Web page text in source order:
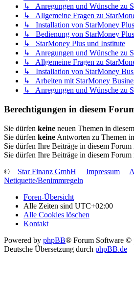
↳ Anregungen und Wünsche zu
↳ Allgemeine Fragen zu
↳ Installation von StarMoney Plus
↳ Bedienung von StarMoney Plus
↳ StarMoney Plus und Institute
↳ Anregungen und Wünsche zu
↳ Allgemeine Fragen zu
↳ Installation von StarMoney
↳ Arbeiten mit StarMoney
↳ Anregungen und Wünsche zu
Berechtigungen in diesem
Sie dürfen keine neuen Themen in
Sie dürfen keine Antworten zu Themen
Sie dürfen Ihre Beiträge in diesem Forum
Sie dürfen Ihre Beiträge in diesem Forum
©
Star Finanz GmbH Impressum
Netiquette/Benimmregeln
Foren-Übersicht
Alle Zeiten sind UTC+02:00
Alle Cookies löschen
Kontakt
Powered by phpBB® Forum Software ©
Deutsche Übersetzung durch phpBB.de